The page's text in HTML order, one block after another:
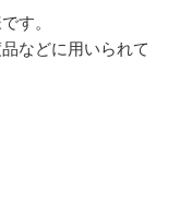
す。
などに用いられて